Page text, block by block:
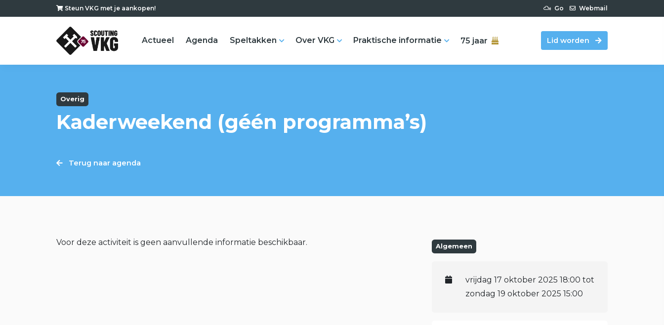
Steun VKG met je aankopen! Go Webmail
Actueel Agenda Speltakken Over VKG Praktische informatie 75 jaar Lid worden
Overig
Kaderweekend (géén programma’s)
Terug naar agenda
Voor deze activiteit is geen aanvullende informatie beschikbaar. Algemeen
vrijdag 17 oktober 2025 18:00 tot
zondag 19 oktober 2025 15:00